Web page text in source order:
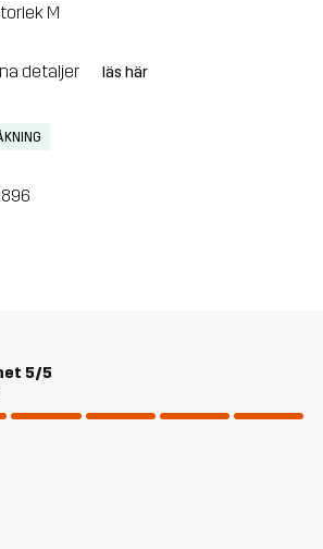
M
detaljer läs här
5/5